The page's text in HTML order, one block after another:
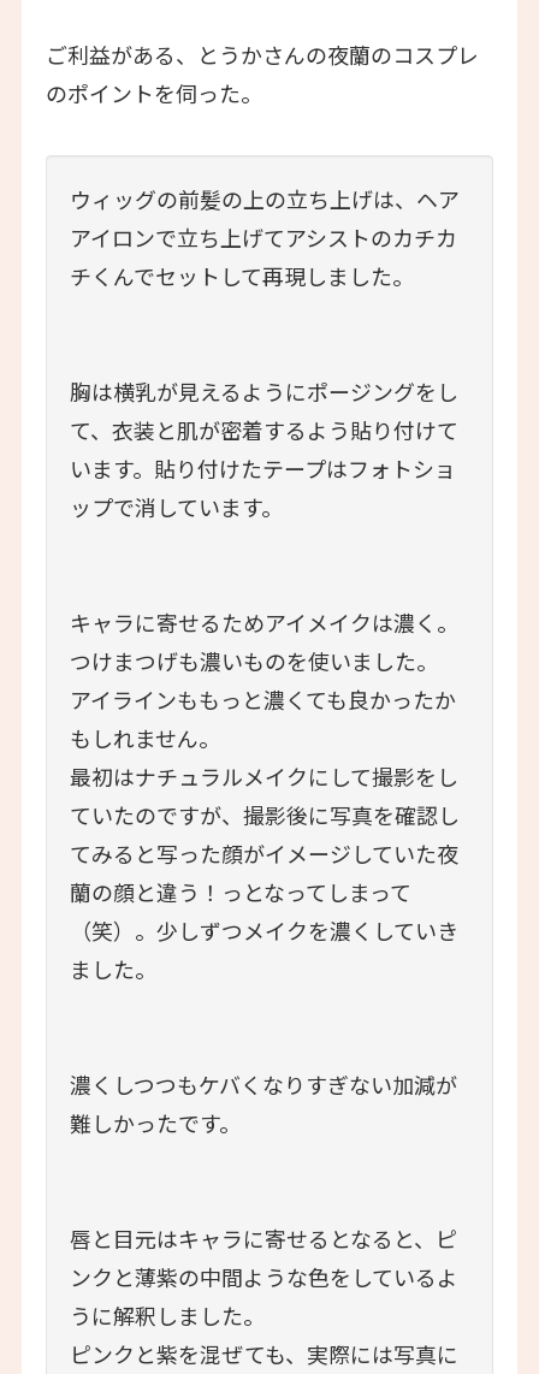
ご利益がある、とうかさんの夜蘭のコスプレ
のポイントを伺った。
ウィッグの前髪の上の立ち上げは、ヘア
アイロンで立ち上げてアシストのカチカ
チくんでセットして再現しました。
胸は横乳が見えるようにポージングをし
て、衣装と肌が密着するよう貼り付けて
います。貼り付けたテープはフォトショ
ップで消しています。
キャラに寄せるためアイメイクは濃く。
つけまつげも濃いものを使いました。
アイラインももっと濃くても良かったか
もしれません。
最初はナチュラルメイクにして撮影をし
ていたのですが、撮影後に写真を確認し
てみると写った顔がイメージしていた夜
蘭の顔と違う！っとなってしまって
（笑）。少しずつメイクを濃くしていき
ました。
濃くしつつもケバくなりすぎない加減が
難しかったです。
唇と目元はキャラに寄せるとなると、ピ
ンクと薄紫の中間ような色をしているよ
うに解釈しました。
ピンクと紫を混ぜても、実際には写真に